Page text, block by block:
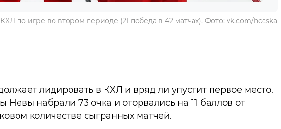
по игре во втором периоде (21 победа в 42 матчах). Фото: vk.com/hccska
лидировать в КХЛ и вряд ли упустит первое место.
набрали 73 очка и оторвались на 11 баллов от
количестве сыгранных матчей.